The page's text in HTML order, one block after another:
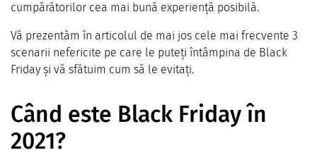
cumpărătorilor cea mai bună experiență posibilă.
Vă prezentăm în articolul de mai jos cele mai frecvente 3
scenarii nefericite pe care le puteți întâmpina de Black
Friday și vă sfătuim cum să le evitați.
Când este Black Friday în
2021?